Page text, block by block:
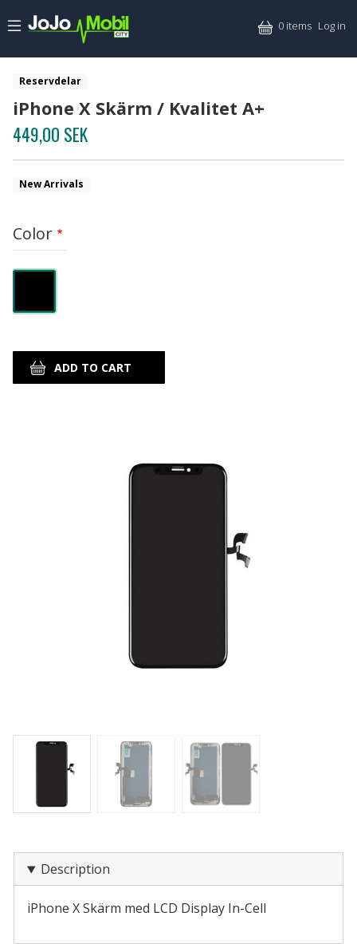
0 items Log in
Reservdelar
iPhone X Skärm / Kvalitet A+
449,00 SEK
New Arrivals
Color
Description
iPhone X Skärm med LCD Display In-Cell